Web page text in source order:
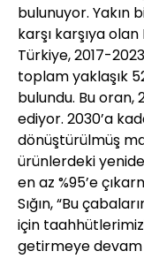
bulunuyor. Yakın
karşı karşıya
Türkiye, 2017-
toplam yaklaşık
bulundu. Bu
ediyor. 2030’a
dönüştürülmüş
ürünlerdeki
en az %95’e
Sığın, “Bu
için
getirmeye devam